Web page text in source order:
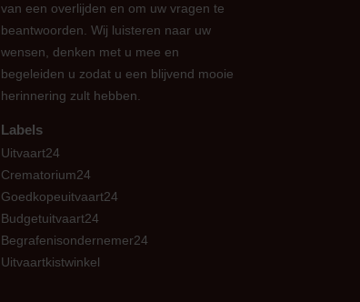
van een overlijden en om uw vragen te
beantwoorden. Wij luisteren naar uw
wensen, denken met u mee en
begeleiden u zodat u een blijvend mooie
herinnering zult hebben.
Labels
Uitvaart24
Crematorium24
Goedkopeuitvaart24
Budgetuitvaart24
Begrafenisondernemer24
Uitvaartkistwinkel